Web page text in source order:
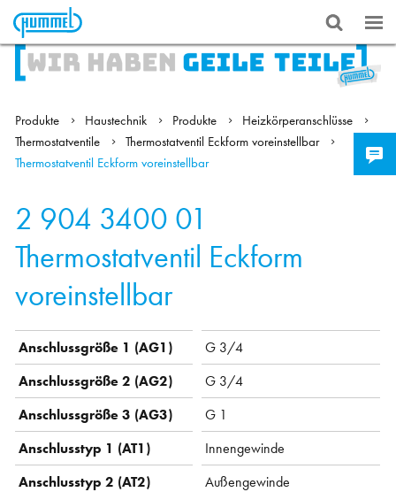
Produkte Haustechnik Produkte
Heizkörperanschlüsse
Thermostatventile
Thermostatventil Eckform voreinstellbar
Thermostatventil Eckform voreinstellbar
2 904 3400 01
Thermostatventil Eckform
voreinstellbar
Anschlussgröße 1 (AG1)
G 3/4
Anschlussgröße 2 (AG2)
G 3/4
Anschlussgröße 3 (AG3)
G 1
Anschlusstyp 1 (AT1)
Innengewinde
Anschlusstyp 2 (AT2)
Außengewinde